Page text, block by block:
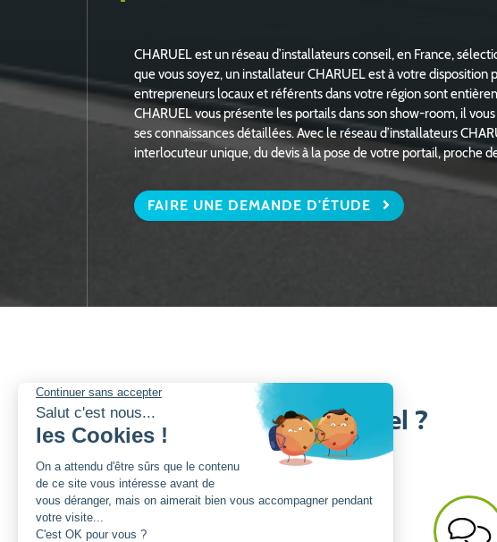
CHARUEL est un réseau d’installateurs conseil, en France,
que vous soyez, un installateur CHARUEL est à votre disposition
entrepreneurs locaux et référents dans votre région sont
CHARUEL vous présente les portails dans son show-room, il
ses connaissances détaillées. Avec le réseau d’installateurs
interlocuteur unique, du devis à la pose de votre portail, proche
FAIRE UNE DEMANDE D'ÉTUDE
Pourquoi choisir Charuel ?